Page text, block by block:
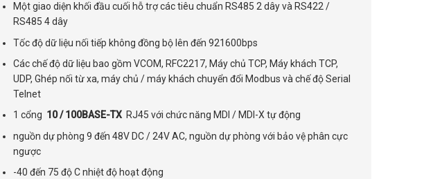
Một giao diện khối đầu cuối hỗ trợ các tiêu chuẩn RS485 2 dây và RS422 /
RS485 4 dây
Tốc độ dữ liệu nối tiếp không đồng bộ lên đến 921600bps
Các chế độ dữ liệu bao gồm VCOM, RFC2217, Máy chủ TCP, Máy khách TCP,
UDP, Ghép nối từ xa, máy chủ / máy khách chuyển đổi Modbus và chế độ Serial
Telnet
1 cổng 10 / 100BASE-TX RJ45 với chức năng MDI / MDI-X tự động
nguồn dự phòng 9 đến 48V DC / 24V AC, nguồn dự phòng với bảo vệ phân cực
ngược
-40 đến 75 độ C nhiệt độ hoạt động